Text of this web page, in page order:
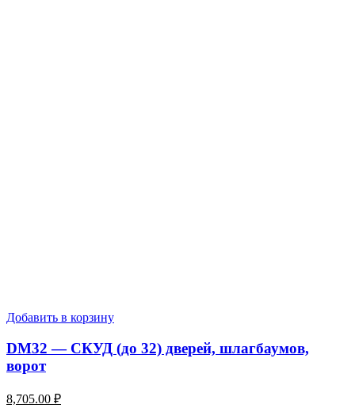
Добавить в корзину
DM32 — СКУД (до 32) дверей, шлагбаумов,
ворот
8,705.00 ₽